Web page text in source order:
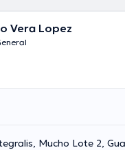
Vera Lopez
Mucho Lote 2,